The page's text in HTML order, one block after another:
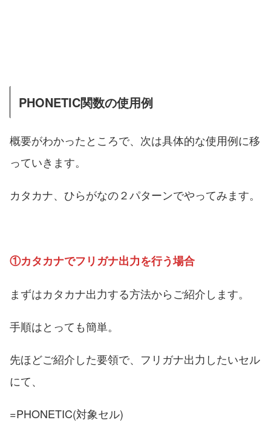
PHONETIC関数の使用例
概要がわかったところで、次は具体的な使用例に移
っていきます。
カタカナ、ひらがなの２パターンでやってみます。
①カタカナでフリガナ出力を行う場合
まずはカタカナ出力する方法からご紹介します。
手順はとっても簡単。
先ほどご紹介した要領で、フリガナ出力したいセル
にて、
=PHONETIC(対象セル)